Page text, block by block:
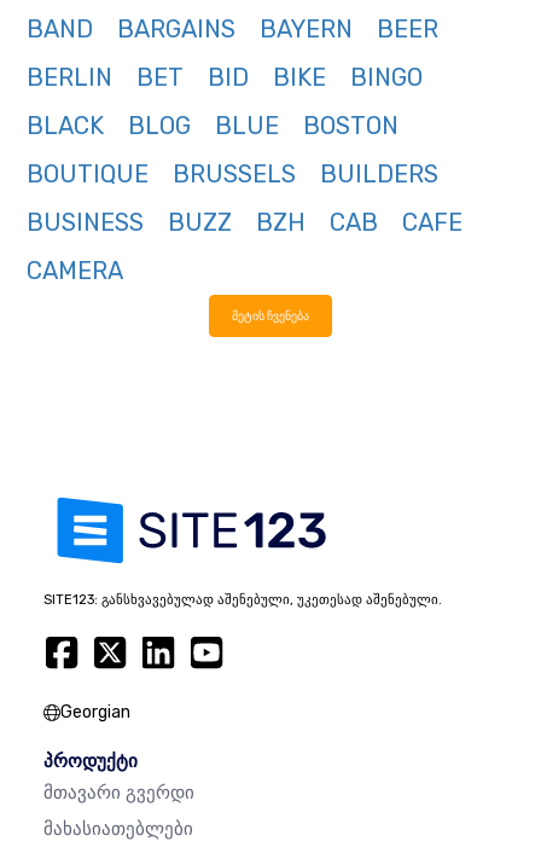
BAND
BARGAINS BAYERN
BEER
BERLIN
BET BID BIKE
BINGO
BLACK
BLOG BLUE
BOSTON
BOUTIQUE
BRUSSELS
BUILDERS
BUSINESS
BUZZ BZH CAB
CAFE
CAMERA
მეტის ჩვენება
SITE123: განსხვავებულად აშენებული, უკეთესად აშენებული.
Georgian
პროდუქტი
Მთავარი Გვერდი
Მახასიათებლები